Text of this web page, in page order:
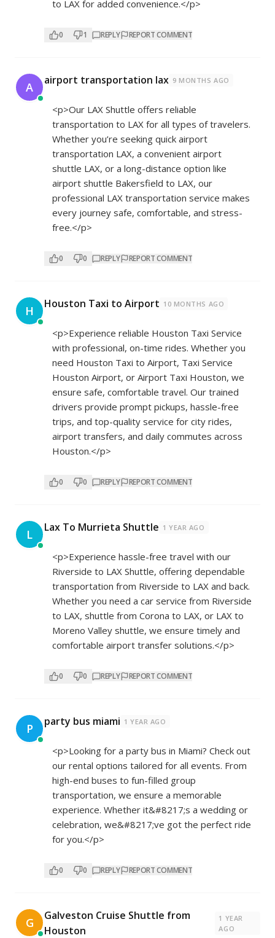
to LAX for added convenience.</p>
0 1 REPLY REPORT COMMENT
A airport transportation lax 9 MONTHS AGO
<p>Our LAX Shuttle offers reliable
transportation to LAX for all types of travelers.
Whether you’re seeking quick airport
transportation LAX, a convenient airport
shuttle LAX, or a long-distance option like
airport shuttle Bakersfield to LAX, our
professional LAX transportation service makes
every journey safe, comfortable, and stress-
free.</p>
0 0 REPLY REPORT COMMENT
H Houston Taxi to Airport 10 MONTHS AGO
<p>Experience reliable Houston Taxi Service
with professional, on-time rides. Whether you
need Houston Taxi to Airport, Taxi Service
Houston Airport, or Airport Taxi Houston, we
ensure safe, comfortable travel. Our trained
drivers provide prompt pickups, hassle-free
trips, and top-quality service for city rides,
airport transfers, and daily commutes across
Houston.</p>
0 0 REPLY REPORT COMMENT
L Lax To Murrieta Shuttle 1 YEAR AGO
<p>Experience hassle-free travel with our
Riverside to LAX Shuttle, offering dependable
transportation from Riverside to LAX and back.
Whether you need a car service from Riverside
to LAX, shuttle from Corona to LAX, or LAX to
Moreno Valley shuttle, we ensure timely and
comfortable airport transfer solutions.</p>
0 0 REPLY REPORT COMMENT
P party bus miami 1 YEAR AGO
<p>Looking for a party bus in Miami? Check out
our rental options tailored for all events. From
high-end buses to fun-filled group
transportation, we ensure a memorable
experience. Whether it&#8217;s a wedding or
celebration, we&#8217;ve got the perfect ride
for you.</p>
0 0 REPLY REPORT COMMENT
G
Galveston Cruise Shuttle from
Houston
1 YEAR
AGO